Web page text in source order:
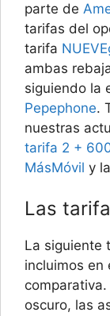
parte de
tarifas del
tarifa
ambas
siguiendo la
Pepephone.
nuestras
tarifa 2 +
MásMóvil y la
Las
La siguiente
incluimos en
oscuro, las